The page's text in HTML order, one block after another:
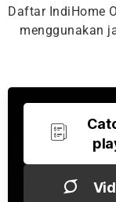
Daftar IndiHome
menggunakan